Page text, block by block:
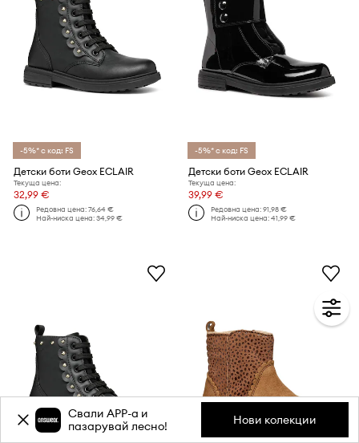
-5%* с код: FS
Детски боти Geox ECLAIR
Текуща цена:
32,99 €
Редовна цена:76,64 €
Най-ниска цена:34,99 €
-5%* с код: FS
Детски боти Geox ECLAIR
Текуща цена:
39,99 €
Редовна цена:91,98 €
Най-ниска цена:41,99 €
Свали APP-a и
пазарувай лесно!
Нови колекции